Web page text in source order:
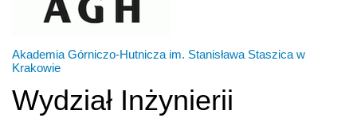
Akademia Górniczo-Hutnicza im. Stanisława Staszica w
Krakowie
Wydział Inżynierii